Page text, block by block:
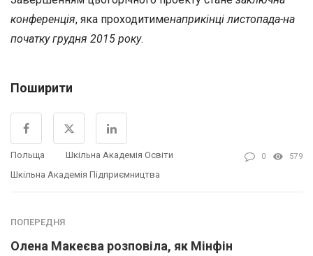
конференція, яка проходитименаприкінці листопада-на
початку грудня 2015 року.
Поширити
Польща
Шкільнa Академія Освіти
Шкільна Академія Підприємництва
0 579
ПОПЕРЕДНЯ
Олена Макеєва розповіла, як Мінфін